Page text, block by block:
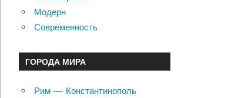
Модерн
Современность
ГОРОДА МИРА
Рим — Константинополь